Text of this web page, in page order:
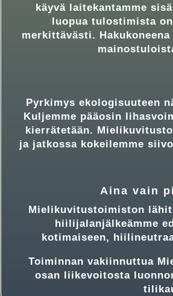
käyvä laitekantamme
luopua tulostimista
merkittävästi. Hakukoneena
Pyrkimys ekologisuuteen
Kuljemme pääosin
kierrätetään.
ja jatkossa kokeilemme
Aina vain
Mielikuvitustoimiston
hiilijalanjälkeämme
kotimaiseen,
Toiminnan vakiinnuttua
osan liikevoitosta